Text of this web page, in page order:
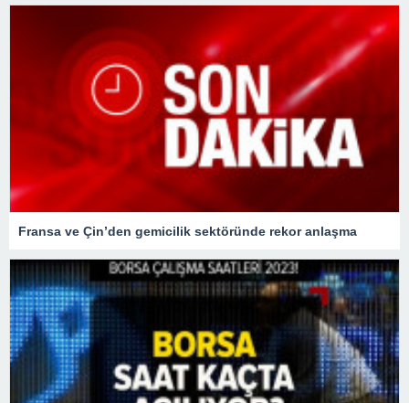
Fransa ve Çin’den gemicilik sektöründe rekor anlaşma